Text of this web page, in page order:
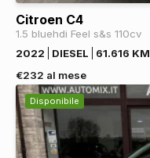
Citroen C4
1.5 bluehdi Feel s&s 110cv
2022
DIESEL 61.616 KM
€232 al mese
Disponibile